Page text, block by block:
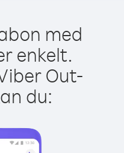
med
enkelt.
Out-
du: